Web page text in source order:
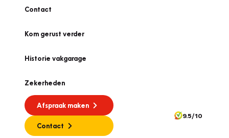
Contact
Kom gerust verder
Historie vakgarage
Zekerheden
Afspraak maken
Contact
9.5/10